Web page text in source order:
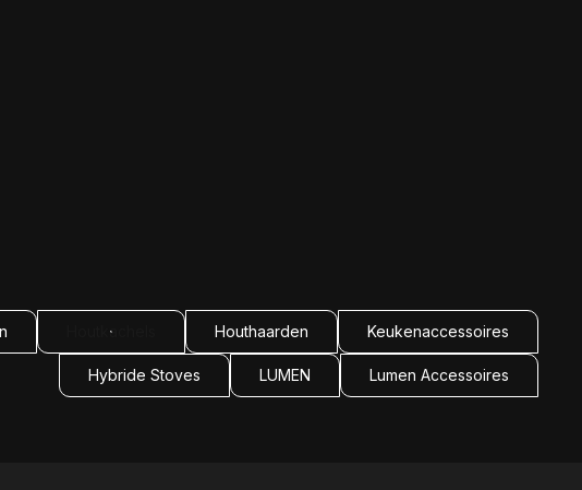
Houtkachels Houthaarden Keukenaccessoires
Hybride Stoves LUMEN Lumen Accessoires